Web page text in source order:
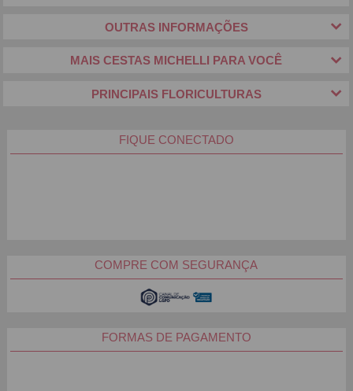
OUTRAS INFORMAÇÕES
MAIS CESTAS MICHELLI PARA VOCÊ
PRINCIPAIS FLORICULTURAS
FIQUE CONECTADO
COMPRE COM SEGURANÇA
FORMAS DE PAGAMENTO